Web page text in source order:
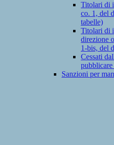
Titolari di
co. 1, del
tabelle)
Titolari di
direzione
1-bis, del
Cessati
Sanzioni per